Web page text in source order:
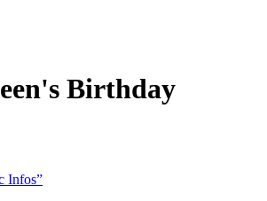
Birthday
Infos”